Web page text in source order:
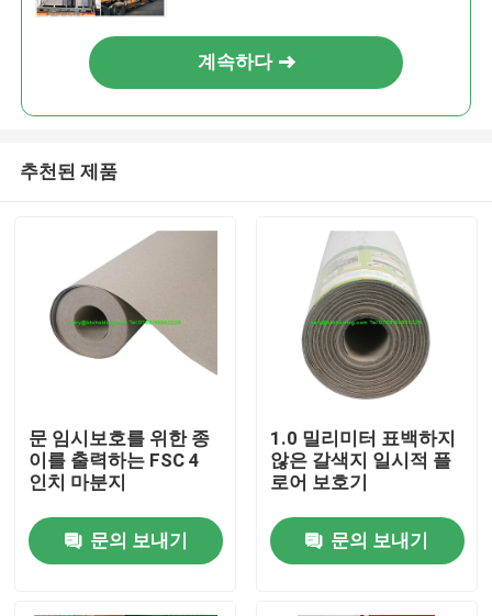
계속하다
추천된 제품
문 임시보호를 위한 종
이를 출력하는 FSC 4
인치 마분지
문의 보내기
1.0 밀리미터 표백하지
않은 갈색지 일시적 플
로어 보호기
문의 보내기